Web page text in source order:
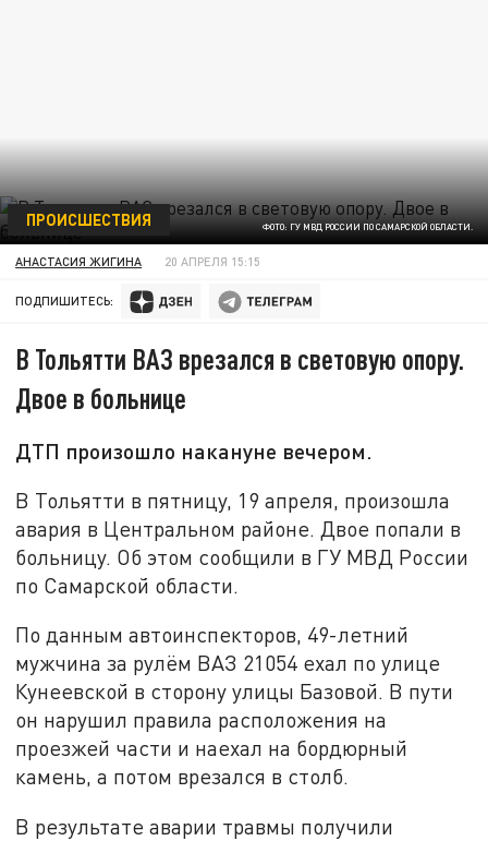
ФОТО: ГУ МВД РОССИИ ПО САМАРСКОЙ ОБЛАСТИ.
ПРОИСШЕСТВИЯ
АНАСТАСИЯ ЖИГИНА 20 АПРЕЛЯ 15:15
ПОДПИШИТЕСЬ:
В Тольятти ВАЗ врезался в световую опору.
Двое в больнице
ДТП произошло накануне вечером.
В Тольятти в пятницу, 19 апреля, произошла
авария в Центральном районе. Двое попали в
больницу. Об этом сообщили в ГУ МВД России
по Самарской области.
По данным автоинспекторов, 49-летний
мужчина за рулём ВАЗ 21054 ехал по улице
Кунеевской в сторону улицы Базовой. В пути
он нарушил правила расположения на
проезжей части и наехал на бордюрный
камень, а потом врезался в столб.
В результате аварии травмы получили